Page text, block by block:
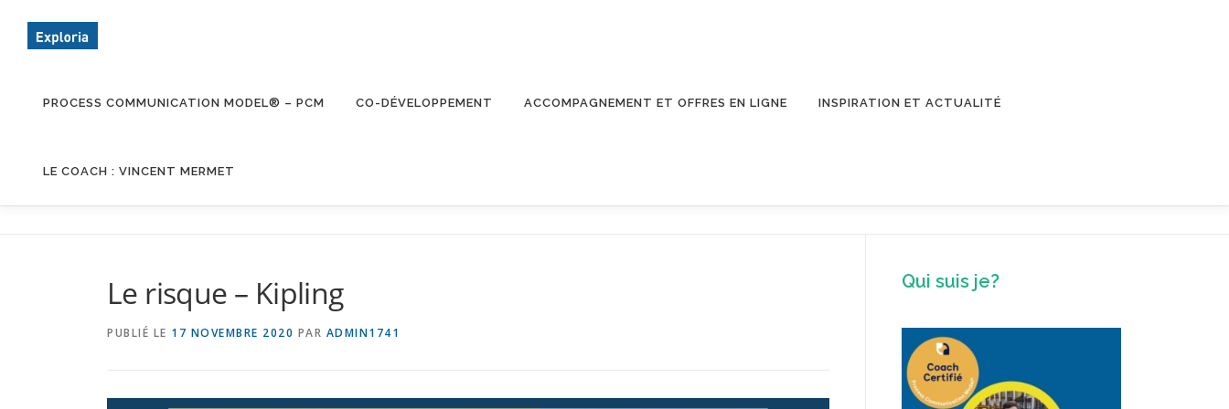
contenu
PROCESS COMMUNICATION MODEL® – PCM CO-DÉVELOPPEMENT ACCOMPAGNEMENT ET OFFRES EN LIGNE INSPIRATION ET ACTUALITÉ
LE COACH : VINCENT MERMET
Le risque – Kipling
PUBLIÉ LE 17 NOVEMBRE 2020 PAR ADMIN1741
Qui suis je?